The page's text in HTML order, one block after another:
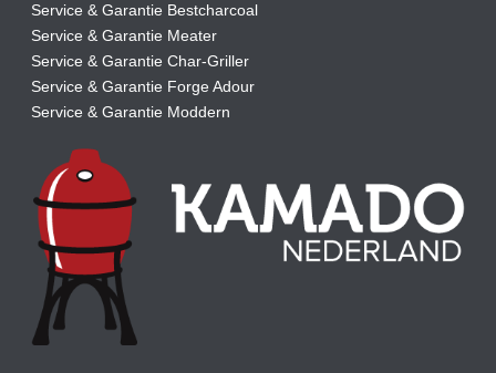
Service & Garantie Bestcharcoal
Service & Garantie Meater
Service & Garantie Char-Griller
Service & Garantie Forge Adour
Service & Garantie Moddern